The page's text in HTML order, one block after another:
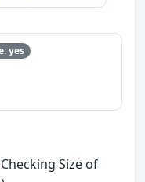
yes
Size of